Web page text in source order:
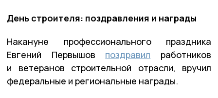
День строителя: поздравления и награды
Накануне профессионального праздника
Евгений Первышов поздравил работников
и ветеранов строительной отрасли, вручил
федеральные и региональные награды.